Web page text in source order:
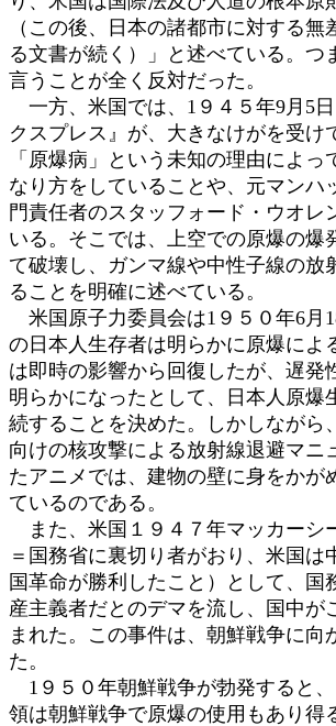
（この後、日本の諸都市に対する無
る文書が続く）」と述べている。つ
言うことが全く反対だった。
一方、米国では、1９４５年9月5
クスプレス』が、大きなけがを受け
「原爆病」という未知の理由によっ
なり方をしていることや、元マンハ
門責任者のスタッフォード・ウオレ
いる。そこでは、上空での原爆の爆
て破壊し、ガンマ線や中性子線の放
ることを明確に述べている。
米国原子力委員会は1９５０年6月
の日本人生存者は明らかに原爆によ
は即時の影響から回復したが、遅発
明らかになったとして、日本人原爆
続することを決めた。しかしながら
向けの核攻撃による放射線退避マニ
たアニメでは、建物の壁に身をかが
ているのである。
また、米国１９４７年マッカーシ
＝国務省に裏切り者がおり、米国は
国革命が勝利したこと）として、国
産主義者だとのデマを流し、国中が
まれた。この事件は、朝鮮戦争に向
た。
1９５０年朝鮮戦争が勃発すると
領は朝鮮戦争で原爆の使用もあり得